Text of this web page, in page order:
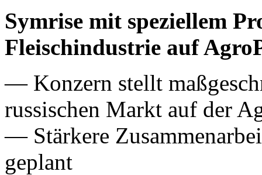
Symrise mit speziellem
Fleischindustrie auf
— Konzern stellt
russischen Markt auf der
— Stärkere
geplant